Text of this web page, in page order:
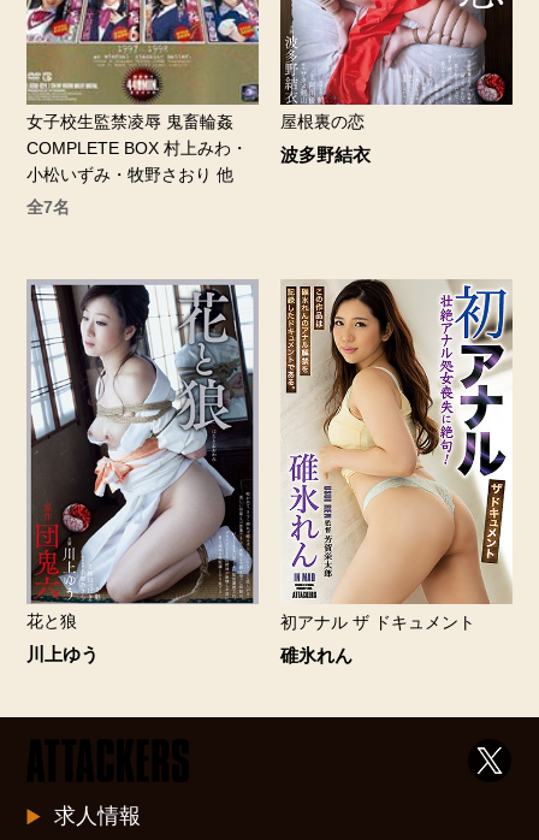
女子校生監禁凌辱 鬼畜輪姦
COMPLETE BOX 村上みわ・
小松いずみ・牧野さおり 他
全7名
屋根裏の恋
波多野結衣
花と狼
川上ゆう
初アナル ザ ドキュメント
碓氷れん
求人情報